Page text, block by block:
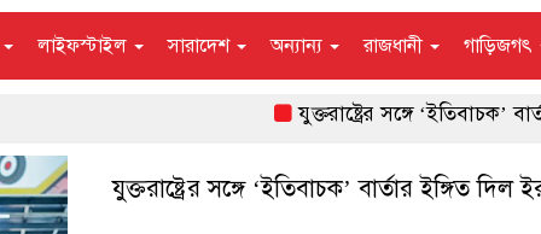
লাইফস্টাইল সারাদেশ অন্যান্য রাজধানী গাড়িজগৎ
যুক্তরাষ্ট্রের সঙ্গে ‘ইতিবাচক’ বার্তার
যুক্তরাষ্ট্রের সঙ্গে ‘ইতিবাচক’ বার্তার ইঙ্গিত দিল